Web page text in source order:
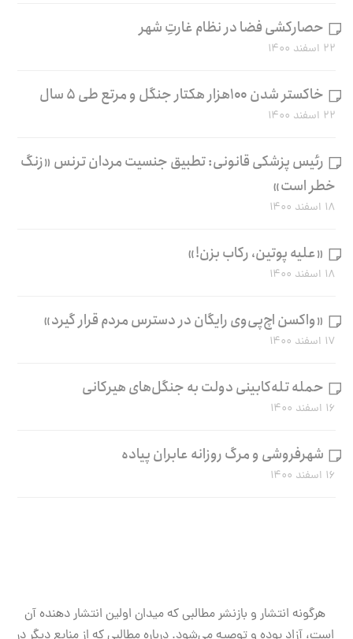
حصارکشی فضا در نظام غارتِ شهر
۲۲ اسفند ۱۴۰۰
خاکستر شدن ۱۰۰هزار هکتار جنگل و مرتع طی ۵ سال
۲۲ اسفند ۱۴۰۰
رئیس پزشکی قانونی: تطبیق جنسیت مردان ترنس «زنگ
خطر است»
۱۸ اسفند ۱۴۰۰
«علیه پوتین، رکاب بزن!»
۱۸ اسفند ۱۴۰۰
«واکسن اچ‌پی‌وی رایگان در دسترس مردم قرار گیرد»
۱۷ اسفند ۱۴۰۰
حمله تله‌کابینی دولت به جنگل‌های هیرکانی
۱۶ اسفند ۱۴۰۰
شهرفروشی و مرگ روزانه عابران پیاده
۱۶ اسفند ۱۴۰۰
هرگونه انتشار و بازنشر مطالبی که میدان اولین انتشار دهنده آن